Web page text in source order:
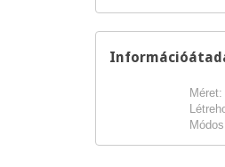
Méret: